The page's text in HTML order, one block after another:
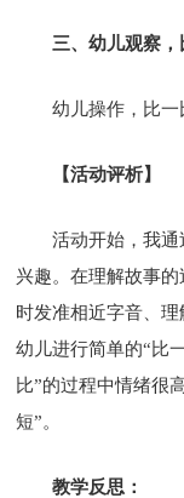
三、幼儿观察
幼儿操作，比一
【活动评析】
活动开始，我
兴趣。在理解故事
时发准相近字音、
幼儿进行简单的“比
比”的过程中情绪很
短”。
教学反思：